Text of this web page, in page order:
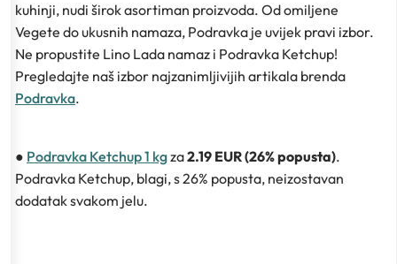
kuhinji, nudi širok asortiman proizvoda. Od omiljene
Vegete do ukusnih namaza, Podravka je uvijek pravi izbor.
Ne propustite Lino Lada namaz i Podravka Ketchup!
Pregledajte naš izbor najzanimljivijih artikala brenda
Podravka.
● Podravka Ketchup 1 kgza2.19 EUR (26% popusta).
Podravka Ketchup, blagi, s 26% popusta, neizostavan
dodatak svakom jelu.